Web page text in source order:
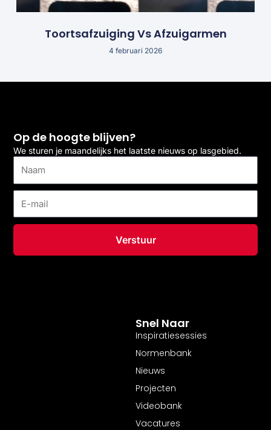
Toortsafzuiging Vs Afzuigarmen
4 februari 2026
Snel Naar
Inspiratiesessies
Normenbank
Nieuws
Projecten
Videobank
Vacatures
Op de hoogte blijven?
We sturen je maandelijks het laatste nieuws op lasgebied.
mail
Verstuur